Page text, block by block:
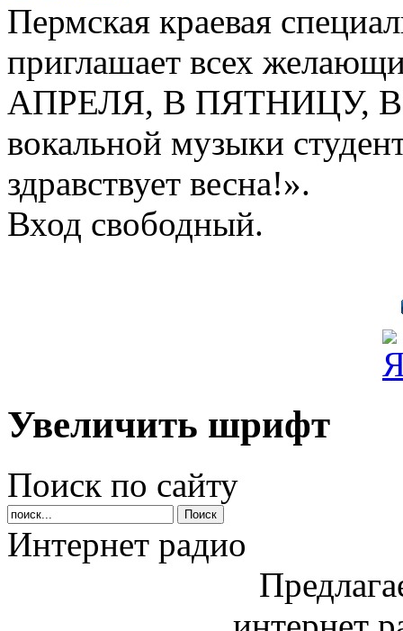
Пермская краевая
приглашает всех
АПРЕЛЯ, В ПЯТНИЦУ, В
вокальной музыки
здравствует весна!».
Вход свободный.
Увеличить шрифт
Поиск по сайту
Интернет радио